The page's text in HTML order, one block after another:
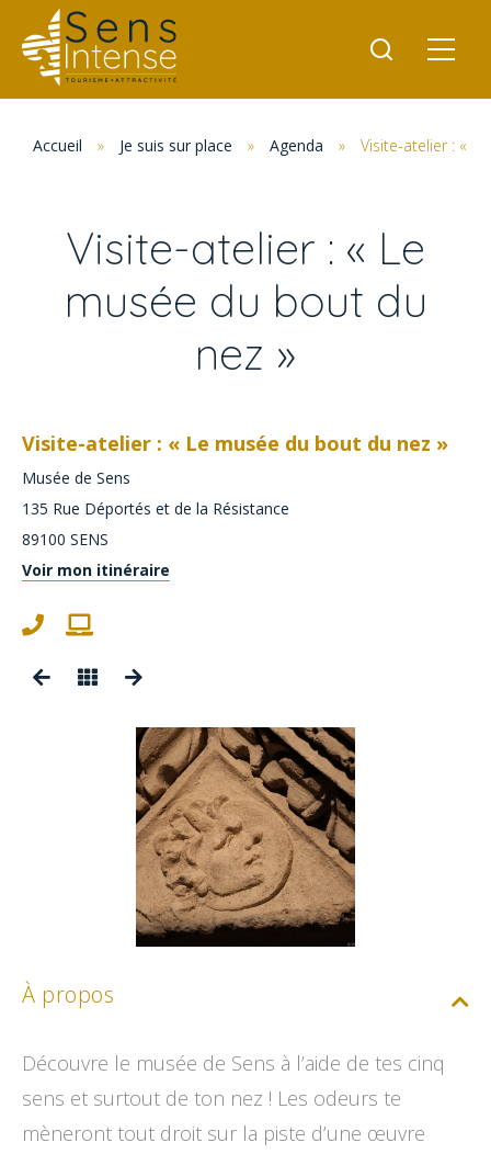
Accueil » Je suis sur place » Agenda » Visite-atelier : «
Visite-atelier : « Le
musée du bout du
nez »
Visite-atelier : « Le musée du bout du nez »
Musée de Sens
135 Rue Déportés et de la Résistance
89100 SENS
Voir mon itinéraire
À propos
Découvre le musée de Sens à l’aide de tes cinq
sens et surtout de ton nez ! Les odeurs te
mèneront tout droit sur la piste d’une œuvre